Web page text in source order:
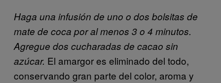
Haga una infusión de uno o dos bolsitas de
mate de coca por al menos 3 o 4 minutos.
Agregue dos cucharadas de cacao sin
azúcar. El amargor es eliminado del todo,
conservando gran parte del color, aroma y